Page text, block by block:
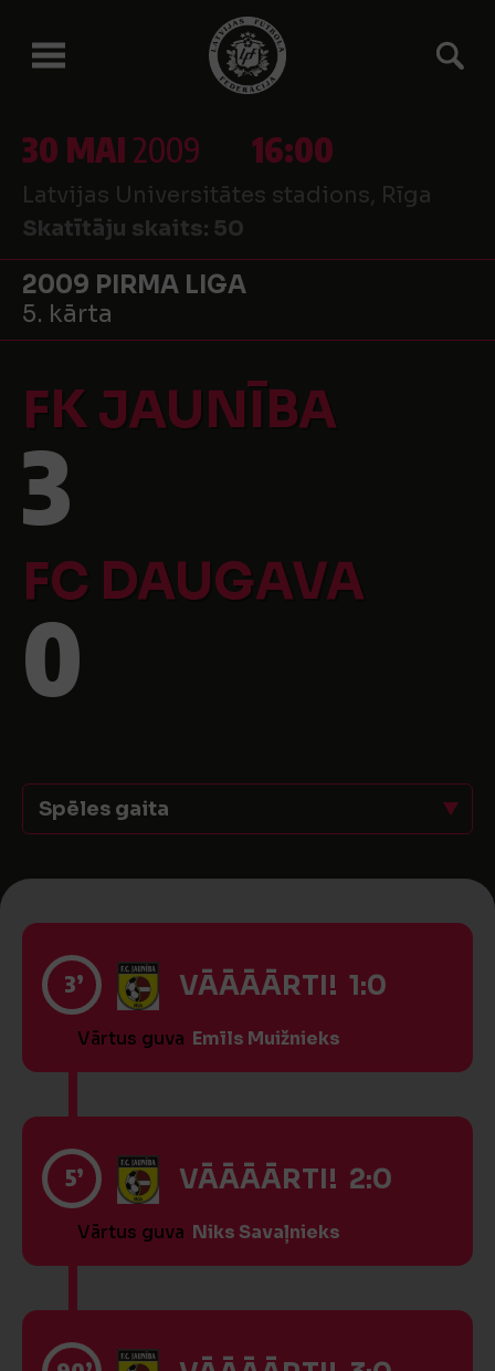
30 MAI2009 16:00
Latvijas Universitātes stadions, Rīga
Skatītāju skaits: 50
2009 PIRMA LIGA
5. kārta
FK JAUNĪBA
3
FC DAUGAVA
0
Spēles gaita
3’ VĀĀĀĀRTI! 1:0
Vārtus guva Emīls Muižnieks
5’ VĀĀĀĀRTI! 2:0
Vārtus guva Niks Savaļnieks